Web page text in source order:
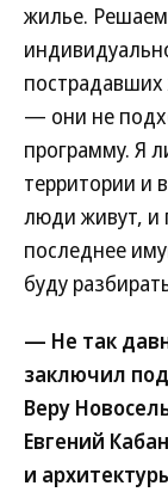
жилье.
пострадавших
— они не
программу. Я
территории и
люди живут, и
последнее
буду
— Не так
заключил
Веру
Евгений
и